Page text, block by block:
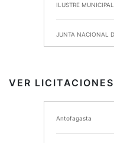
ILUSTRE
JUNTA NACIONAL
I MUNICIPALIDAD
VER
Antofagasta